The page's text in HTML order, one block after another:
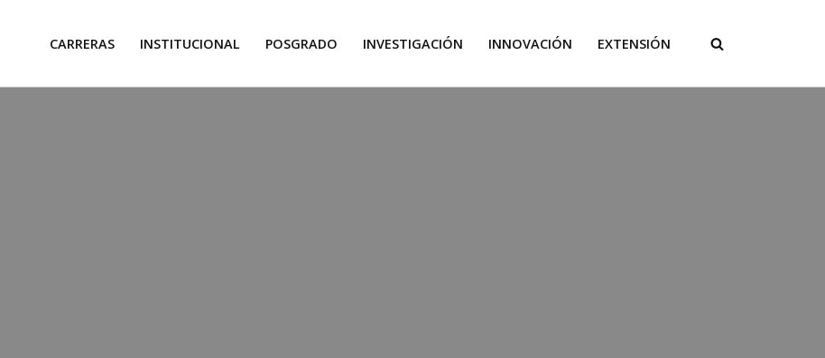
CARRERAS INSTITUCIONAL POSGRADO INVESTIGACIÓN INNOVACIÓN EXTENSIÓN